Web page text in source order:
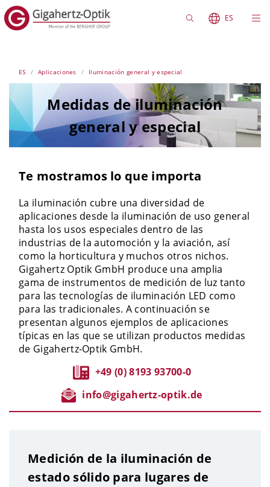
ES
ES Aplicaciones Iluminación general y especial
Medidas de iluminación
general y especial
Te mostramos lo que importa
La iluminación cubre una diversidad de
aplicaciones desde la iluminación de uso general
hasta los usos especiales dentro de las
industrias de la automoción y la aviación, así
como la horticultura y muchos otros nichos.
Gigahertz Optik GmbH produce una amplia
gama de instrumentos de medición de luz tanto
para las tecnologías de iluminación LED como
para las tradicionales. A continuación se
presentan algunos ejemplos de aplicaciones
típicas en las que se utilizan productos medidas
de Gigahertz-Optik GmbH.
+49 (0) 8193 93700-0
info@gigahertz-optik.de
Medición de la iluminación de
estado sólido para lugares de